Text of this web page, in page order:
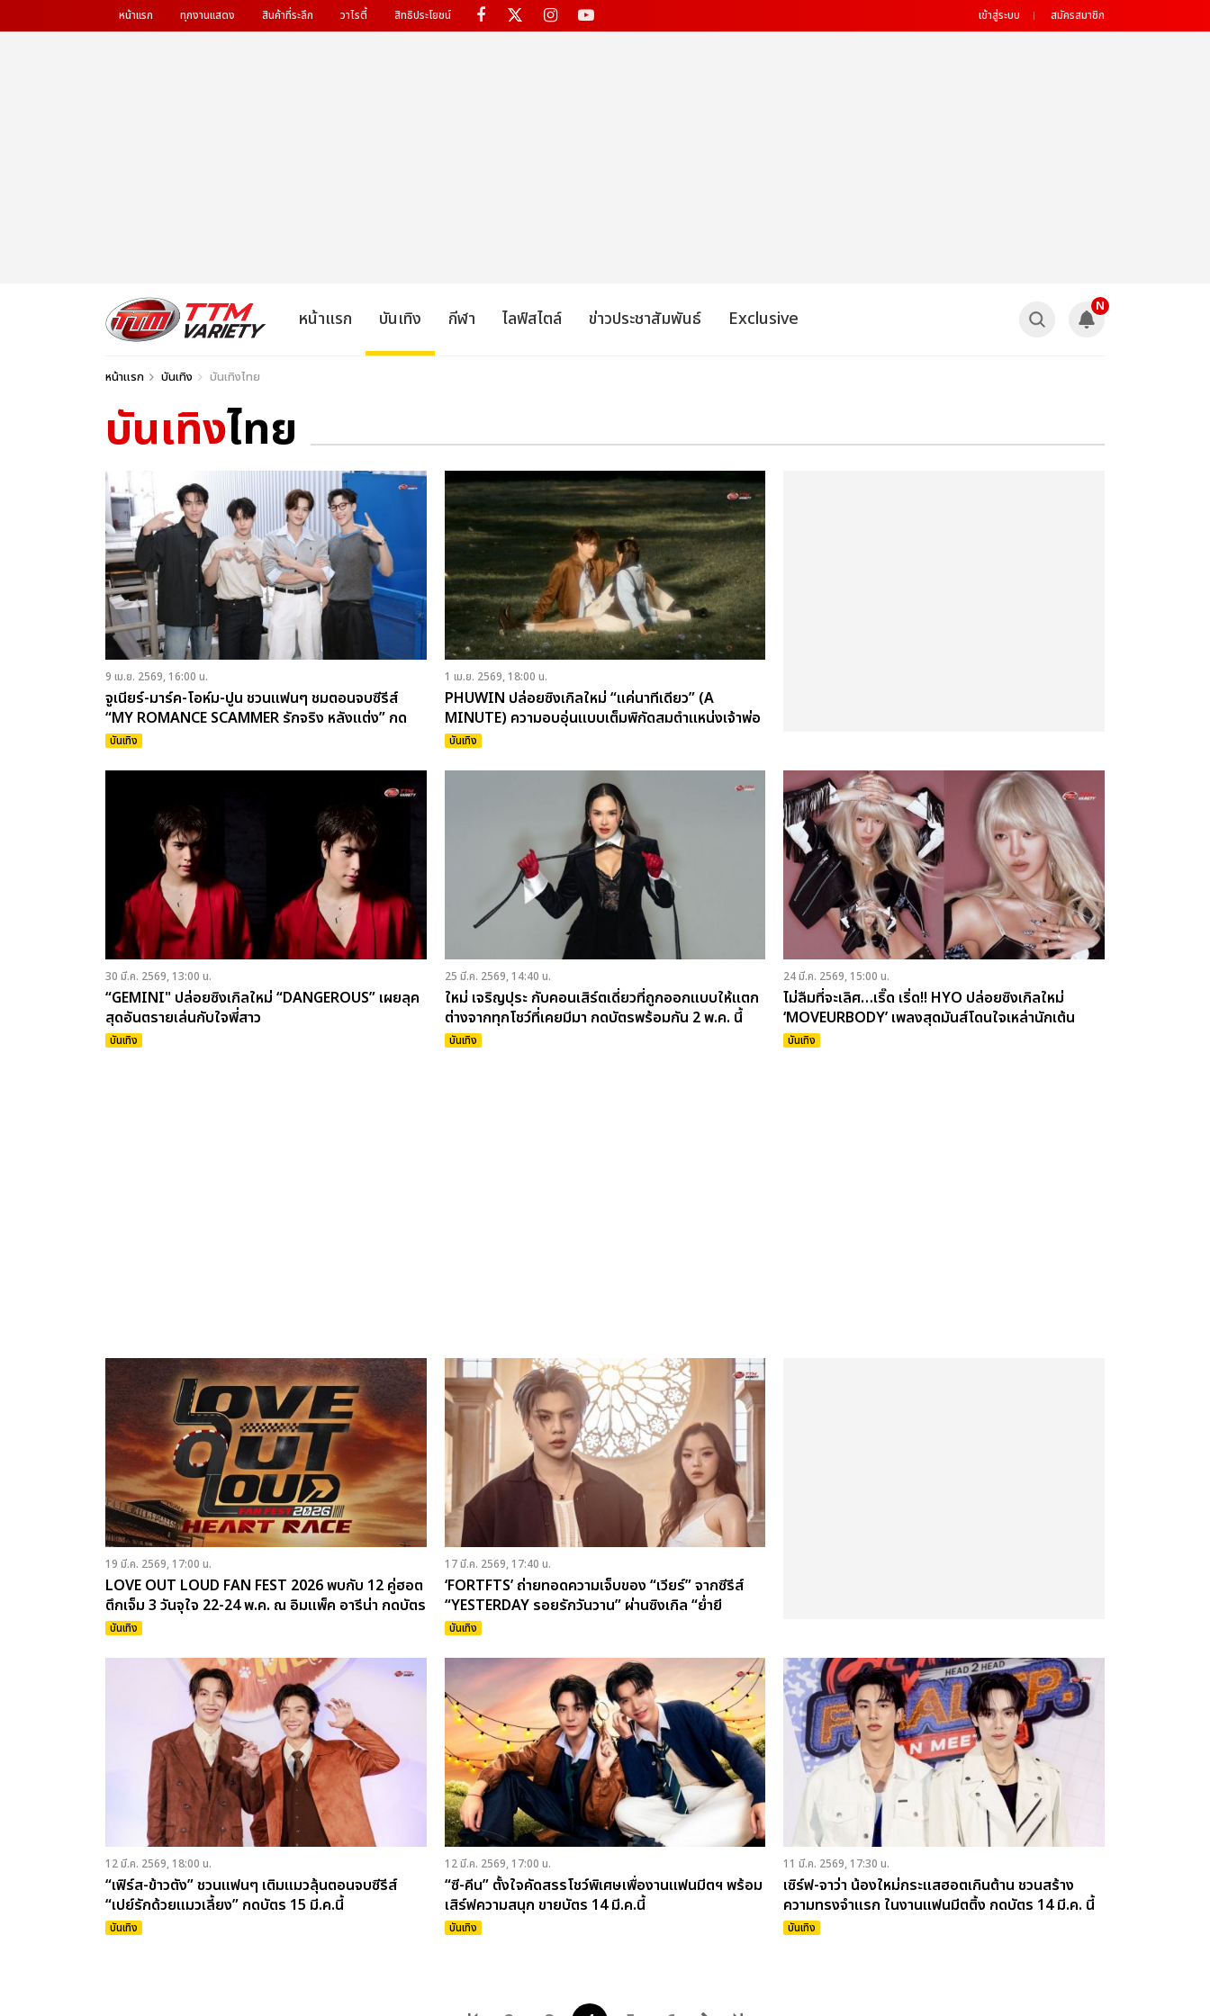
หน้าแรก ทุกงานแสดง สินค้าที่ระลึก วาไรตี้ สิทธิประโยชน์ เข้าสู่ระบบ สมัครสมาชิก
หน้าแรก บันเทิง กีฬา ไลฟ์สไตล์ ข่าวประชาสัมพันธ์ Exclusive
N
หน้าแรก บันเทิง บันเทิงไทย
บันเทิงไทย
9 เม.ย. 2569, 16:00 น.
จูเนียร์-มาร์ค-โอห์ม-ปูน ชวนแฟนๆ ชมตอนจบซีรีส์
“MY ROMANCE SCAMMER รักจริง หลังแต่ง” กด
บัตร 11 เมษายนนี้
บันเทิง
1 เม.ย. 2569, 18:00 น.
PHUWIN ปล่อยซิงเกิลใหม่ “แค่นาทีเดียว” (A
MINUTE) ความอบอุ่นแบบเต็มพิกัดสมตำแหน่งเจ้าพ่อ
คลั่งรัก
บันเทิง
30 มี.ค. 2569, 13:00 น.
“GEMINI" ปล่อยซิงเกิลใหม่ “DANGEROUS” เผยลุค
สุดอันตรายเล่นกับใจพี่สาว
บันเทิง
25 มี.ค. 2569, 14:40 น.
ใหม่ เจริญปุระ กับคอนเสิร์ตเดี่ยวที่ถูกออกแบบให้แตก
ต่างจากทุกโชว์ที่เคยมีมา กดบัตรพร้อมกัน 2 พ.ค. นี้
บันเทิง
24 มี.ค. 2569, 15:00 น.
ไม่ลืมที่จะเลิศ…เริ๊ด เริ่ด!! HYO ปล่อยซิงเกิลใหม่
‘MOVEURBODY’ เพลงสุดมันส์โดนใจเหล่านักเต้น
บันเทิง
19 มี.ค. 2569, 17:00 น.
LOVE OUT LOUD FAN FEST 2026 พบกับ 12 คู่ฮอต
ตึกเจ็ม 3 วันจุใจ 22-24 พ.ค. ณ อิมแพ็ค อารีน่า กดบัตร
21 มี.ค.
บันเทิง
17 มี.ค. 2569, 17:40 น.
‘FORTFTS’ ถ่ายทอดความเจ็บของ “เวียร์” จากซีรีส์
“YESTERDAY รอยรักวันวาน” ผ่านซิงเกิล “ย่ำยี
(PAIN)” พร้อม MONICA ร่วมเติมอารมณ์เพลง
บันเทิง
12 มี.ค. 2569, 18:00 น.
“เฟิร์ส-ข้าวตัง” ชวนแฟนๆ เติมแมวลุ้นตอนจบซีรีส์
“เปย์รักด้วยแมวเลี้ยง” กดบัตร 15 มี.ค.นี้
บันเทิง
12 มี.ค. 2569, 17:00 น.
“ซี-คีน” ตั้งใจคัดสรรโชว์พิเศษเพื่องานแฟนมีตฯ พร้อม
เสิร์ฟความสนุก ขายบัตร 14 มี.ค.นี้
บันเทิง
11 มี.ค. 2569, 17:30 น.
เซิร์ฟ-จาว่า น้องใหม่กระแสฮอตเกินต้าน ชวนสร้าง
ความทรงจำแรก ในงานแฟนมีตติ้ง กดบัตร 14 มี.ค. นี้
บันเทิง